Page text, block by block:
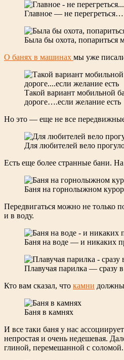
Главное — не перегреться…
Была бы охота,
О банях в машинах мы уже
Такой вариант мобильной
дороге….если желание есть
Но это — еще не все передвижные
Для любителей вело
Есть еще более странные бани.
Баня на горнолыжном
Передвигаться можно не только
и в воду.
Баня на воде — и никаких
Плавучая парилка — сразу
Кто вам сказал, что камни должны
Баня в камнях
И все таки баня у нас
непростая и очень недешевая.
глиной, перемешанной с